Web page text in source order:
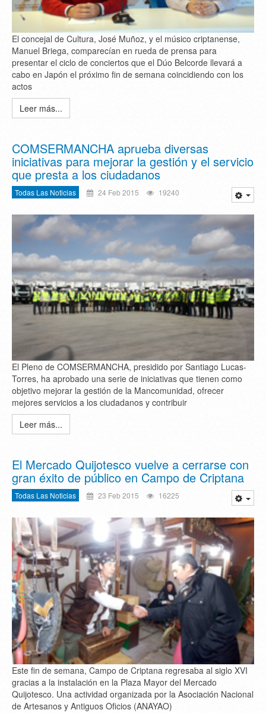
El concejal de Cultura, José Muñoz, y el músico criptanense,
Manuel Briega, comparecían en rueda de prensa para
presentar el ciclo de conciertos que el Dúo Belcorde llevará a
cabo en Japón el próximo fin de semana coincidiendo con los
actos
Leer más...
COMSERMANCHA aprueba diversas
iniciativas para mejorar la gestión y el servicio
que presta a los ciudadanos
Todas Las Noticias 24 Feb 2015 19240
El Pleno de COMSERMANCHA, presidido por Santiago Lucas-
Torres, ha aprobado una serie de iniciativas que tienen como
objetivo mejorar la gestión de la Mancomunidad, ofrecer
mejores servicios a los ciudadanos y contribuir
Leer más...
El Mercado Quijotesco vuelve a cerrarse con
gran éxito de público en Campo de Criptana
Todas Las Noticias 23 Feb 2015 16225
Este fin de semana, Campo de Criptana regresaba al siglo XVI
gracias a la instalación en la Plaza Mayor del Mercado
Quijotesco. Una actividad organizada por la Asociación Nacional
de Artesanos y Antiguos Oficios (ANAYAO)